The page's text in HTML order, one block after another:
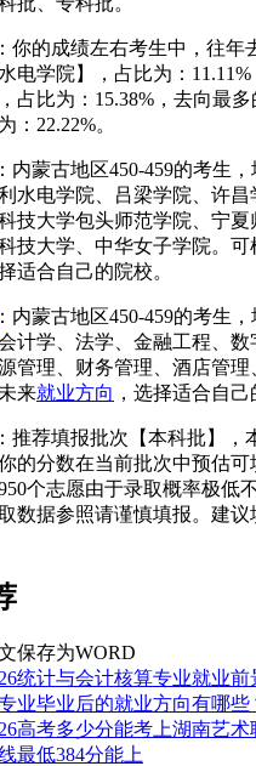
你的成绩左右考生中，往年
电学院】，占比为：
占比为：15.38%，去向最
：22.22%。
内蒙古地区450-459的考生
水电学院、吕梁学院、许
技大学包头师范学院、宁
技大学、中华女子学院。可
适合自己的院校。
：内蒙古地区450-459的考生
计学、法学、金融工程、
管理、财务管理、酒店管
来就业方向 ，选择适合自己
推荐填报批次【本科批】，
的分数在当前批次中预估
个志愿由于录取概率极低
数据参照请谨慎填报。建议
保存为WORD
统计与会计核算专业就业
业毕业后的就业方向有哪些
高考多少分能考上湖南艺
最低384分能上